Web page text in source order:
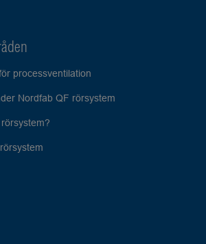
processventilation
Nordfab QF rörsystem